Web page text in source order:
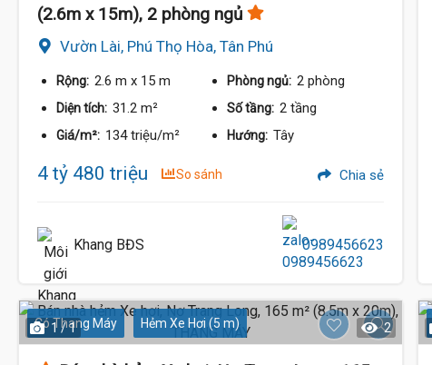
(2.6m x 15m), 2 phòng ngủ
Vườn Lài, Phú Thọ Hòa, Tân Phú
Rộng: 2.6 m x 15 m Phòng ngủ: 2 phòng
Diện tích: 31.2 m² Số tầng: 2 tầng
Giá/m²: 134 triệu/m² Hướng: Tây
4 tỷ 480 triệu So sánh Chia sẻ
Khang BĐS 0989456623
Có Thang Máy Hẻm Xe Hơi (5 m)
1 / 1 2